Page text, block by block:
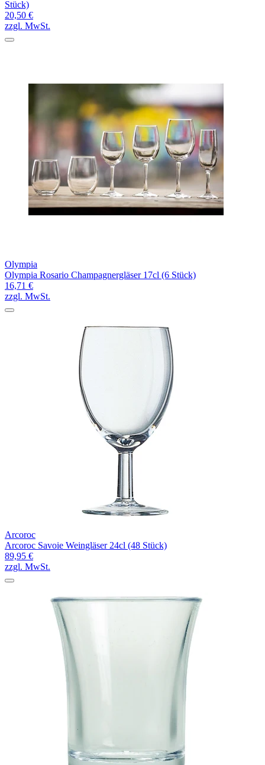
Stück)
20,50 €
zzgl. MwSt.
Olympia
Olympia Rosario Champagnergläser 17cl (6 Stück)
16,71 €
zzgl. MwSt.
Arcoroc
Arcoroc Savoie Weingläser 24cl (48 Stück)
89,95 €
zzgl. MwSt.